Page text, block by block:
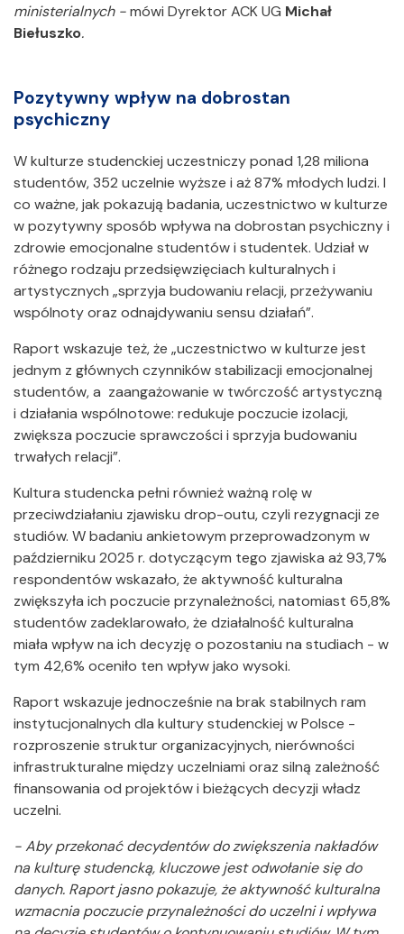
ministerialnych -mówi Dyrektor ACK UG Michał
Biełuszko.
Pozytywny wpływ na dobrostan
psychiczny
W kulturze studenckiej uczestniczy ponad 1,28 miliona
studentów, 352 uczelnie wyższe i aż 87% młodych ludzi. I
co ważne, jak pokazują badania, uczestnictwo w kulturze
w pozytywny sposób wpływa na dobrostan psychiczny i
zdrowie emocjonalne studentów i studentek. Udział w
różnego rodzaju przedsięwzięciach kulturalnych i
artystycznych „sprzyja budowaniu relacji, przeżywaniu
wspólnoty oraz odnajdywaniu sensu działań”.
Raport wskazuje też, że „uczestnictwo w kulturze jest
jednym z głównych czynników stabilizacji emocjonalnej
studentów, a zaangażowanie w twórczość artystyczną
i działania wspólnotowe: redukuje poczucie izolacji,
zwiększa poczucie sprawczości i sprzyja budowaniu
trwałych relacji”.
Kultura studencka pełni również ważną rolę w
przeciwdziałaniu zjawisku drop-outu, czyli rezygnacji ze
studiów. W badaniu ankietowym przeprowadzonym w
październiku 2025 r. dotyczącym tego zjawiska aż 93,7%
respondentów wskazało, że aktywność kulturalna
zwiększyła ich poczucie przynależności, natomiast 65,8%
studentów zadeklarowało, że działalność kulturalna
miała wpływ na ich decyzję o pozostaniu na studiach - w
tym 42,6% oceniło ten wpływ jako wysoki.
Raport wskazuje jednocześnie na brak stabilnych ram
instytucjonalnych dla kultury studenckiej w Polsce -
rozproszenie struktur organizacyjnych, nierówności
infrastrukturalne między uczelniami oraz silną zależność
finansowania od projektów i bieżących decyzji władz
uczelni.
- Aby przekonać decydentów do zwiększenia nakładów
na kulturę studencką, kluczowe jest odwołanie się do
danych. Raport jasno pokazuje, że aktywność kulturalna
wzmacnia poczucie przynależności do uczelni i wpływa